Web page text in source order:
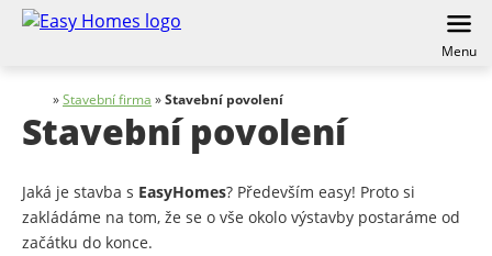
Menu
»Stavební firma »Stavební povolení
Stavební povolení
Jaká je stavba s EasyHomes? Především easy! Proto si
zakládáme na tom, že se o vše okolo výstavby postaráme od
začátku do konce.